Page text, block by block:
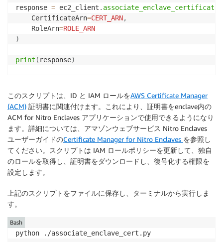
response = ec2_client .
    CertificateArn
=CERT_ARN,
    RoleArn
=ROLE_ARN
)
print ( response)
s3object
'CertificateS3ObjectKey'
kmskeyid = response 'EncryptionKmsKeyId']
# update policy with
association resources
policy = iam_rsrc . Policy (ROLE_POLICY_ARN)
policyJson = policy.default_version.document
cur_version = policy.default_version_id
policyJson
"Effect" : "Allow",
"Resource": [f"arn:aws:s3:::{bucket}/*"
このスクリプトは、ID と IAM ロールをAWS Certificate Manager
(ACM) 証明書に関連付けます。これにより、証明書をenclave内の
ACM for Nitro Enclaves アプリケーションで使用できるようになり
ます。詳細については、アマゾンウェブサービス Nitro Enclaves
ユーザーガイドのCertificate Manager for Nitro Enclaves を参照し
てください。スクリプトは IAM ロールポリシーを更新して、独自
のロールを取得し、証明書をダウンロードし、復号化する権限を
設定します。
上記のスクリプトをファイルに保存し、ターミナルから実行しま
す。
python ./associate_enclave_cert.py
Bash